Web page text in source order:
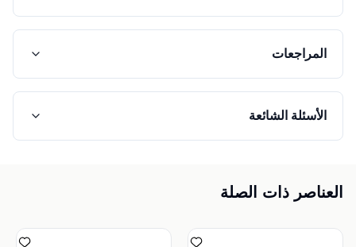
المراجعات
الأسئلة الشائعة
العناصر ذات الصلة